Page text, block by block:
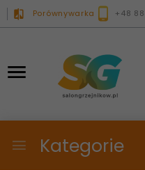
Porównywarka +48
Kategorie